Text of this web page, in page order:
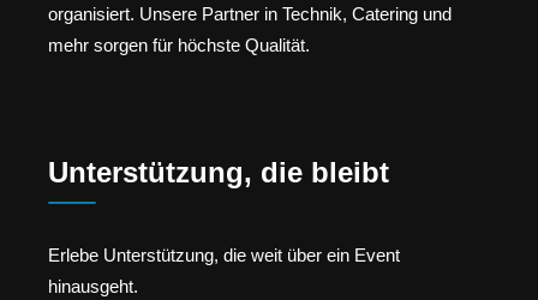
organisiert. Unsere Partner in Technik, Catering und
mehr sorgen für höchste Qualität.
Unterstützung, die bleibt
Erlebe Unterstützung, die weit über ein Event
hinausgeht.